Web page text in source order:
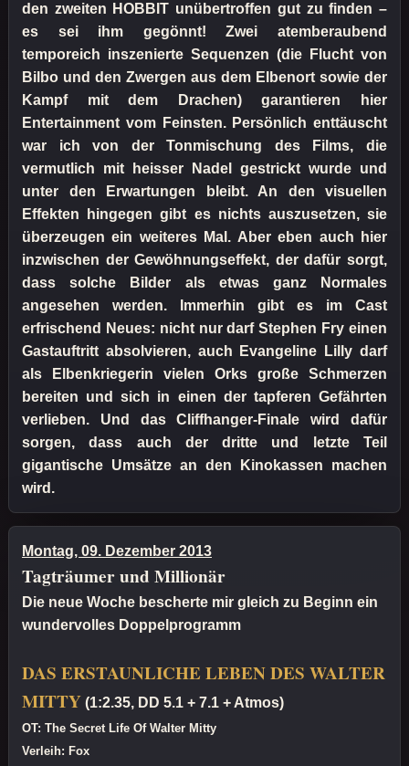
den zweiten HOBBIT unübertroffen gut zu finden –
es sei ihm gegönnt! Zwei atemberaubend
temporeich inszenierte Sequenzen (die Flucht von
Bilbo und den Zwergen aus dem Elbenort sowie der
Kampf mit dem Drachen) garantieren hier
Entertainment vom Feinsten. Persönlich enttäuscht
war ich von der Tonmischung des Films, die
vermutlich mit heisser Nadel gestrickt wurde und
unter den Erwartungen bleibt. An den visuellen
Effekten hingegen gibt es nichts auszusetzen, sie
überzeugen ein weiteres Mal. Aber eben auch hier
inzwischen der Gewöhnungseffekt, der dafür sorgt,
dass solche Bilder als etwas ganz Normales
angesehen werden. Immerhin gibt es im Cast
erfrischend Neues: nicht nur darf Stephen Fry einen
Gastauftritt absolvieren, auch Evangeline Lilly darf
als Elbenkriegerin vielen Orks große Schmerzen
bereiten und sich in einen der tapferen Gefährten
verlieben. Und das Cliffhanger-Finale wird dafür
sorgen, dass auch der dritte und letzte Teil
gigantische Umsätze an den Kinokassen machen
wird.
Montag, 09. Dezember 2013
Tagträumer und Millionär
Die neue Woche bescherte mir gleich zu Beginn ein
wundervolles Doppelprogramm
DAS ERSTAUNLICHE LEBEN DES WALTER
MITTY (1:2.35, DD 5.1 + 7.1 + Atmos)
OT: The Secret Life Of Walter Mitty
Verleih: Fox